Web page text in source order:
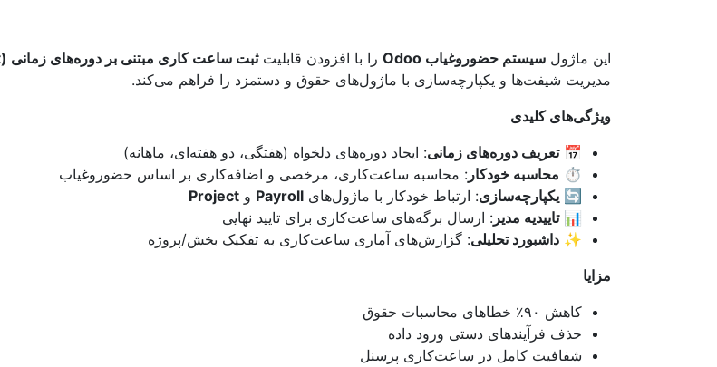
این ماژول سیستم حضوروغیاب Odoo را با افزودن قابلیتثبت ساعت کاری مبتنی بر دوره‌های زمانی (Timesheet)
مدیریت شیفت‌ها و یکپارچه‌سازی با ماژول‌های حقوق و دستمزد را فراهم می‌کند.
ویژگی‌های کلیدی
📅تعریف دوره‌های زمانی: ایجاد دوره‌های دلخواه (هفتگی، دو هفته‌ای، ماهانه)
⏱️ محاسبه خودکار : محاسبه ساعت‌کاری، مرخصی و اضافه‌کاری بر اساس حضوروغیاب
🔄 یکپارچه‌سازی: ارتباط خودکار با ماژول‌های Payroll و Project
📊تاییدیه مدیر : ارسال برگه‌های ساعت‌کاری برای تایید نهایی
✨ داشبورد تحلیلی: گزارش‌های آماری ساعت‌کاری به تفکیک بخش/پروژه
مزایا
کاهش ۹۰٪ خطاهای محاسبات حقوق
حذف فرآیندهای دستی ورود داده
شفافیت کامل در ساعت‌کاری پرسنل